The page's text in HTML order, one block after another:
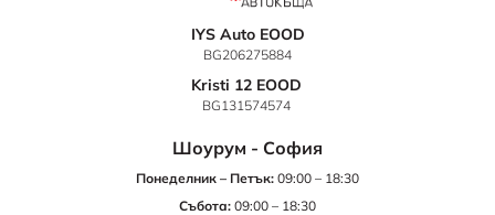
информация 0882111021, info@isauto. net
IYS Auto EOOD
BG206275884
Kristi 12 EOOD
BG131574574
Шоурум - София
Понеделник – Петък: 09:00 – 18:30
Събота: 09:00 – 18:30